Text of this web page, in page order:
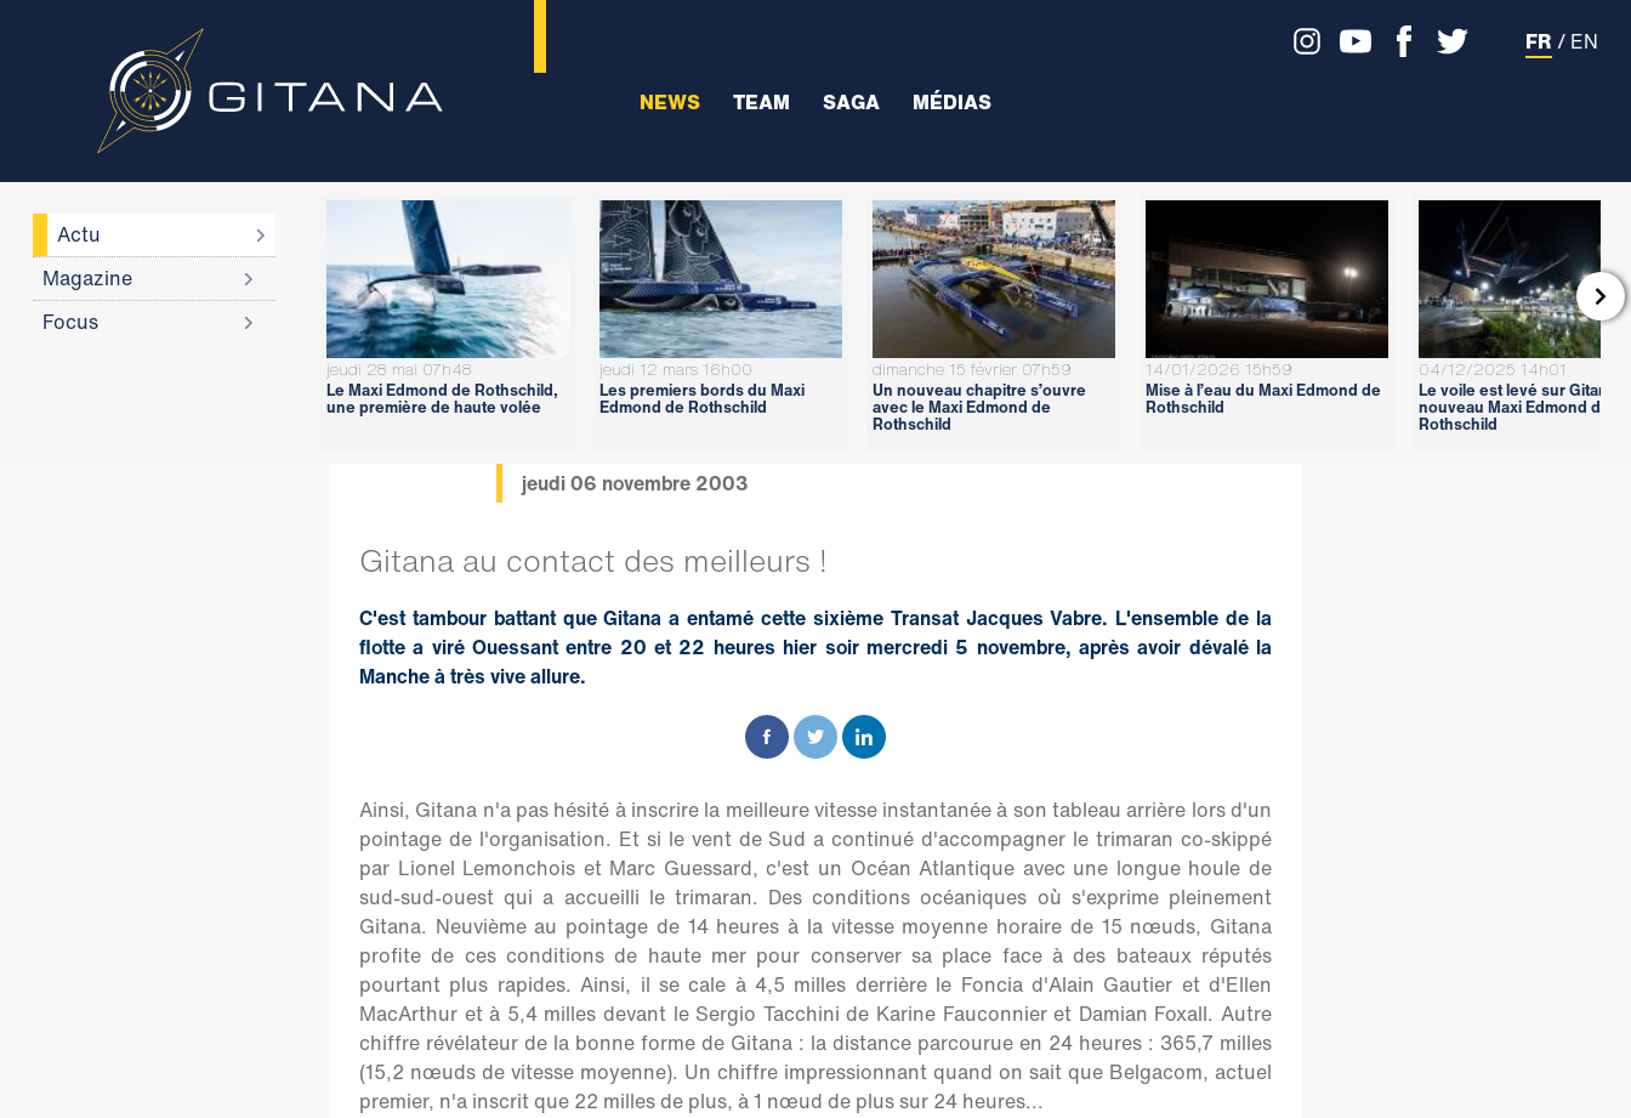
NEWS TEAM SAGA MÉDIAS
FR / EN
Actu
Magazine
Focus
jeudi 28 mai 07h48
Le Maxi Edmond de Rothschild,
une première de haute volée
jeudi 12 mars 16h00
Les premiers bords du Maxi
Edmond de Rothschild
dimanche 15 février 07h59
Un nouveau chapitre s’ouvre
avec le Maxi Edmond de
Rothschild
14/01/2026 15h59
Mise à l’eau du Maxi Edmond de
Rothschild
04/12/2025 14h01
Le voile est levé sur Gitana
nouveau Maxi Edmond de
Rothschild

jeudi 06 novembre 2003
Gitana au contact des meilleurs !
C'est tambour battant que Gitana a entamé cette sixième Transat Jacques Vabre. L'ensemble de la
flotte a viré Ouessant entre 20 et 22 heures hier soir mercredi 5 novembre, après avoir dévalé la
Manche à très vive allure.
Ainsi, Gitana n'a pas hésité à inscrire la meilleure vitesse instantanée à son tableau arrière lors d'un
pointage de l'organisation. Et si le vent de Sud a continué d'accompagner le trimaran co-skippé
par Lionel Lemonchois et Marc Guessard, c'est un Océan Atlantique avec une longue houle de
sud-sud-ouest qui a accueilli le trimaran. Des conditions océaniques où s'exprime pleinement
Gitana. Neuvième au pointage de 14 heures à la vitesse moyenne horaire de 15 nœuds, Gitana
profite de ces conditions de haute mer pour conserver sa place face à des bateaux réputés
pourtant plus rapides. Ainsi, il se cale à 4,5 milles derrière le Foncia d'Alain Gautier et d'Ellen
MacArthur et à 5,4 milles devant le Sergio Tacchini de Karine Fauconnier et Damian Foxall. Autre
chiffre révélateur de la bonne forme de Gitana : la distance parcourue en 24 heures : 365,7 milles
(15,2 nœuds de vitesse moyenne). Un chiffre impressionnant quand on sait que Belgacom, actuel
premier, n'a inscrit que 22 milles de plus, à 1 nœud de plus sur 24 heures...